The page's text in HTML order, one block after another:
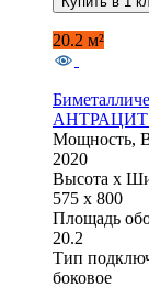
20.2 м²
АНТРАЦИТ
Мощность,
2020
Высота x
575 x 800
Площадь
20.2
Тип
боковое